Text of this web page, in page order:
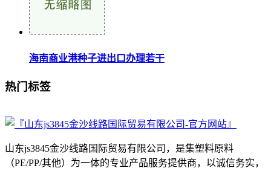
海南商业港种子进出口办理若干
热门标签
山东js3845金沙线路国际贸易有限公司，是集塑料原料
（PE/PP/其他）为一体的专业产品服务提供商，以诚信务实，